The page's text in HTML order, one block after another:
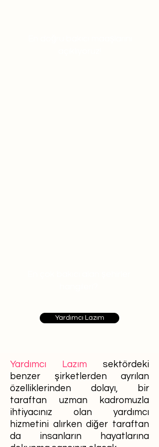
Yardımcı Lazım
Yardımcı Lazım sektördeki
benzer şirketlerden ayrılan
özelliklerinden dolayı, bir
taraftan uzman kadromuzla
ihtiyacınız olan yardımcı
hizmetini alırken diğer taraftan
da insanların hayatlarına